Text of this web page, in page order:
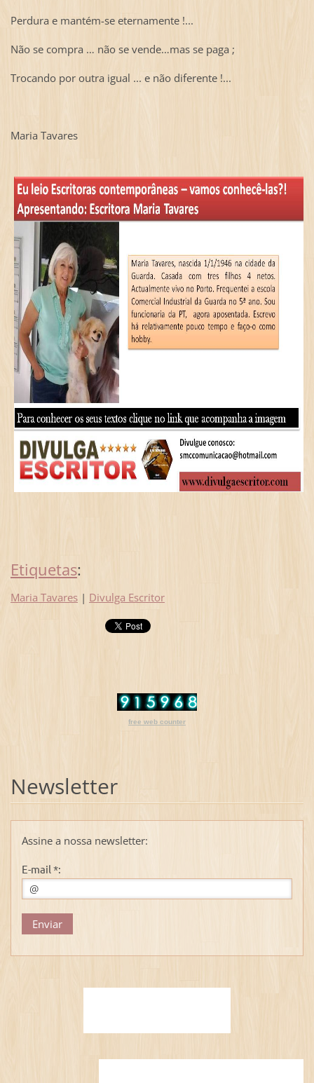
Perdura e mantém-se eternamente !...
Não se compra … não se vende…mas se paga ;
Trocando por outra igual ... e não diferente !...
Maria Tavares
Etiquetas:
Maria Tavares | Divulga Escritor
free web counter
Newsletter
Assine a nossa newsletter:
E-mail *: